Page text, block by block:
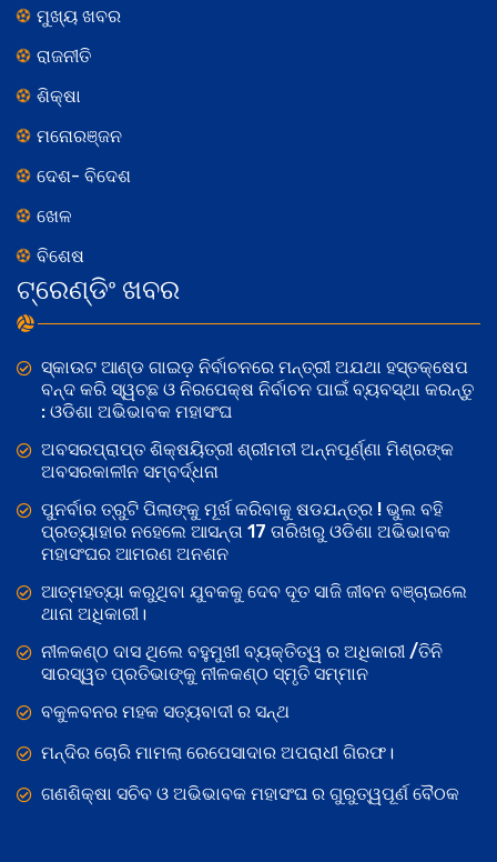
ମୁଖ୍ୟ ଖବର
ରାଜନୀତି
ଶିକ୍ଷା
ମନୋରଞ୍ଜନ
ଦେଶ- ବିଦେଶ
ଖେଳ
ବିଶେଷ
ଟ୍ରେଣ୍ଡିଂ ଖବର
ସ୍କାଉଟ ଆଣ୍ଡ ଗାଇଡ଼ ନିର୍ବାଚନରେ ମନ୍ତ୍ରୀ ଅଯଥା ହସ୍ତକ୍ଷେପ
ବନ୍ଦ କରି ସ୍ୱଚ୍ଛ ଓ ନିରପେକ୍ଷ ନିର୍ବାଚନ ପାଇଁ ବ୍ୟବସ୍ଥା କରନ୍ତୁ
: ଓଡିଶା ଅଭିଭାବକ ମହାସଂଘ
ଅବସରପ୍ରାପ୍ତ ଶିକ୍ଷୟିତ୍ରୀ ଶ୍ରୀମତୀ ଅନ୍ନପୂର୍ଣ୍ଣା ମିଶ୍ରଙ୍କ
ଅବସରକାଳୀନ ସମ୍ବର୍ଦ୍ଧନା
ପୁନର୍ବାର ତ୍ରୁଟି ପିଲାଙ୍କୁ ମୂର୍ଖ କରିବାକୁ ଷଡଯନ୍ତ୍ର ! ଭୁଲ ବହି
ପ୍ରତ୍ୟାହାର ନହେଲେ ଆସନ୍ତା 17 ତାରିଖରୁ ଓଡିଶା ଅଭିଭାବକ
ମହାସଂଘର ଆମରଣ ଅନଶନ
ଆତ୍ମହତ୍ୟା କରୁଥିବା ଯୁବକକୁ ଦେବ ଦୂତ ସାଜି ଜୀବନ ବଞ୍ଚାଇଲେ
ଥାନା ଅଧିକାରୀ।
ନୀଳକଣ୍ଠ ଦାସ ଥିଲେ ବହୁମୁଖୀ ବ୍ୟକ୍ତିତ୍ୱ ର ଅଧିକାରୀ /ତିନି
ସାରସ୍ୱତ ପ୍ରତିଭାଙ୍କୁ ନୀଳକଣ୍ଠ ସ୍ମୃତି ସମ୍ମାନ
ବକୁଳବନର ମହକ ସତ୍ୟବାଦୀ ର ସନ୍ଥ
ମନ୍ଦିର ଚୋରି ମାମଲା ରେପେସାଦାର ଅପରାଧୀ ଗିରଫ।
ଗଣଶିକ୍ଷା ସଚିବ ଓ ଅଭିଭାବକ ମହାସଂଘ ର ଗୁରୁତ୍ୱପୂର୍ଣ ବୈଠକ